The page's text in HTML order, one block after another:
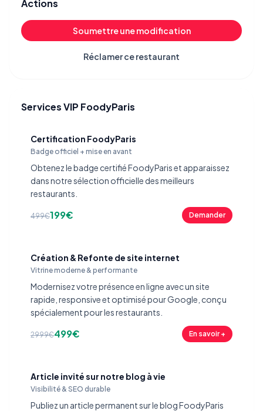
Actions
Soumettre une modification
Réclamer ce restaurant
Services VIP FoodyParis
Certification FoodyParis
Badge officiel + mise en avant
Obtenez le badge certifié FoodyParis et apparaissez
dans notre sélection officielle des meilleurs
restaurants.
499€199€ Demander
Création & Refonte de site internet
Vitrine moderne & performante
Modernisez votre présence en ligne avec un site
rapide, responsive et optimisé pour Google, conçu
spécialement pour les restaurants.
2999€499€ En savoir +
Article invité sur notre blog à vie
Visibilité & SEO durable
Publiez un article permanent sur le blog FoodyParis